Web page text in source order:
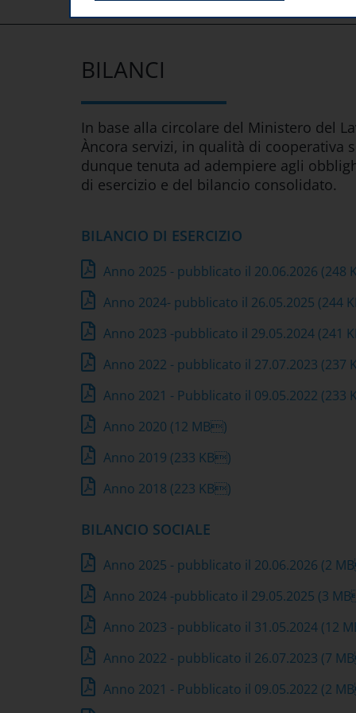
BILANCI
In base alla circolare del Ministero del
Àncora servizi, in qualità di cooperativa
dunque tenuta ad adempiere agli
di esercizio e del bilancio consolidato.
BILANCIO DI ESERCIZIO
Anno 2025 - pubblicato il 20.06.2026 (248
Anno 2024- pubblicato il 26.05.2025 (244
Anno 2023 -pubblicato il 29.05.2024 (241
Anno 2022 - pubblicato il 27.07.2023 (237
Anno 2021 - Pubblicato il 09.05.2022 (233
Anno 2020 (12 MB)
Anno 2019 (233 KB)
Anno 2018 (223 KB)
BILANCIO SOCIALE
Anno 2025 - pubblicato il 20.06.2026 (2
Anno 2024 -pubblicato il 29.05.2025 (3
Anno 2023 - pubblicato il 31.05.2024 (12
Anno 2022 - pubblicato il 26.07.2023 (7
Anno 2021 - Pubblicato il 09.05.2022 (2